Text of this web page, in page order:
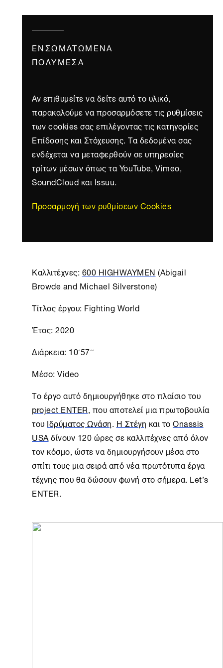
ΕΝΣΩΜΑΤΩΜΈΝΑ
ΠΟΛΥΜΈΣΑ
Αν επιθυμείτε να δείτε αυτό το υλικό,
παρακαλούμε να προσαρμόσετε τις ρυθμίσεις
των cookies σας επιλέγοντας τις κατηγορίες
Επίδοσης και Στόχευσης. Τα δεδομένα σας
ενδέχεται να μεταφερθούν σε υπηρεσίες
τρίτων μέσων όπως τα YouTube, Vimeo,
SoundCloud και Issuu.
Προσαρμογή των ρυθμίσεων Cookies
Καλλιτέχνες:600 HIGHWAYMEN (Abigail
Browde and Michael Silverstone)
Τίτλος έργου: Fighting World
Έτος: 2020
Διάρκεια: 10´57´´
Mέσο: Video
Το έργο αυτό δημιουργήθηκε στο πλαίσιο του
project ENTER, που αποτελεί μια πρωτοβουλία
του Ιδρύματος Ωνάση. H Στέγη και τοOnassis
USAδίνουν 120 ώρες σε καλλιτέχνες από όλον
τον κόσμο, ώστε να δημιουργήσουν μέσα στο
σπίτι τους μια σειρά από νέα πρωτότυπα έργα
τέχνης που θα δώσουν φωνή στο σήμερα. Let’s
ENTER.